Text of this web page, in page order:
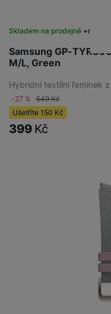
Samsung GP-
M/L, Green
Skladem na prodejně na 2
Hybridní textilní řemínek
-27 % 549Kč
Ušetříte 150 Kč
399 Kč